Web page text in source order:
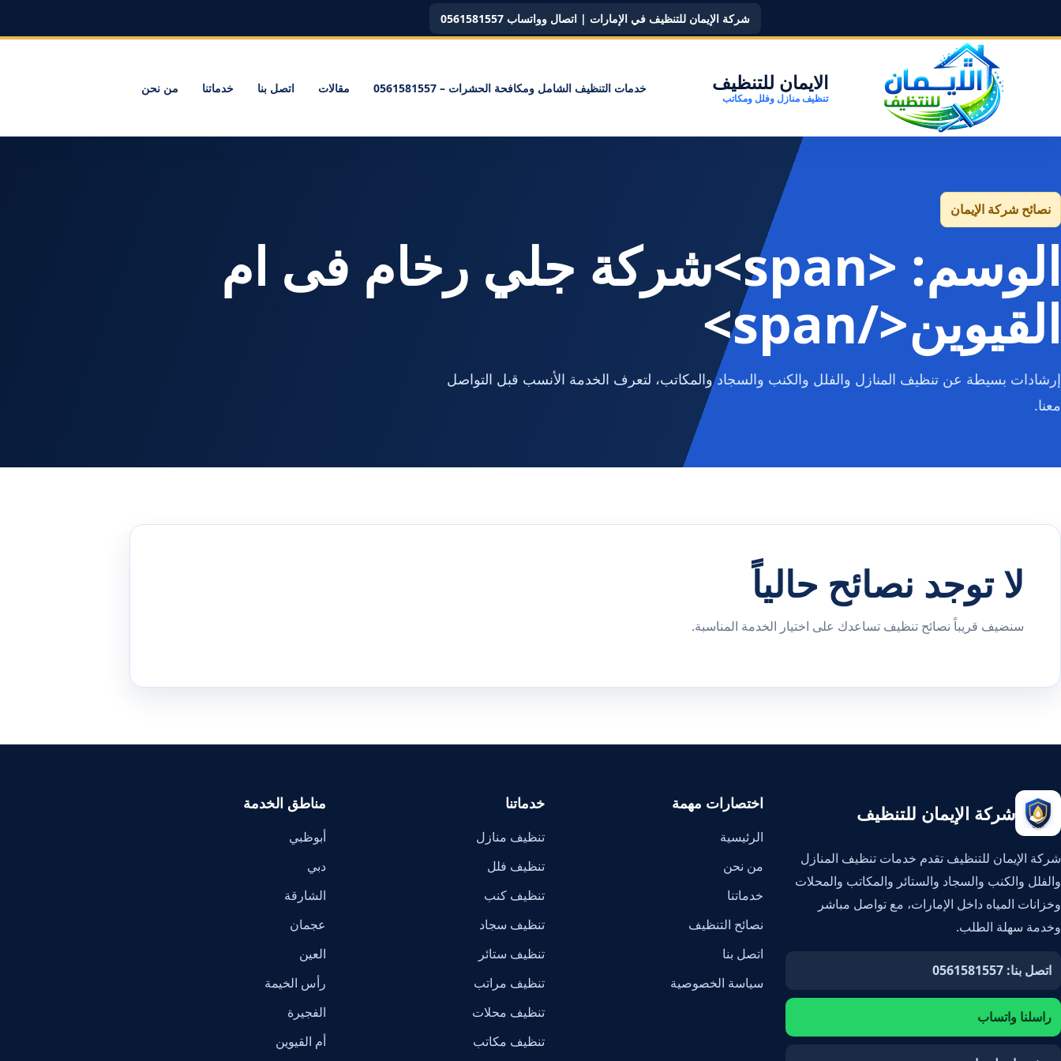
شركة الإيمان للتنظيف في الإمارات | اتصال وواتساب 0561581557
الايمان للتنظيف
تنظيف منازل وفلل ومكاتب
خدمات التنظيف الشامل ومكافحة الحشرات – 0561581557 مقالات اتصل بنا خدماتنا من نحن
نصائح شركة الإيمان
الوسم: <span>شركة جلي رخام فى ام
القيوين</span>
إرشادات بسيطة عن تنظيف المنازل والفلل والكنب والسجاد والمكاتب، لتعرف الخدمة الأنسب قبل التواصل
معنا.
لا توجد نصائح حالياً
سنضيف قريباً نصائح تنظيف تساعدك على اختيار الخدمة المناسبة.
شركة الإيمان للتنظيف
شركة الإيمان للتنظيف تقدم خدمات تنظيف المنازل
والفلل والكنب والسجاد والستائر والمكاتب والمحلات
وخزانات المياه داخل الإمارات، مع تواصل مباشر
وخدمة سهلة الطلب.
اتصل بنا: 0561581557
راسلنا واتساب
اختصارات مهمة
الرئيسية
من نحن
خدماتنا
نصائح التنظيف
اتصل بنا
سياسة الخصوصية
خدماتنا
تنظيف منازل
تنظيف فلل
تنظيف كنب
تنظيف سجاد
تنظيف ستائر
تنظيف مراتب
تنظيف محلات
تنظيف مكاتب
مناطق الخدمة
أبوظبي
دبي
الشارقة
عجمان
العين
رأس الخيمة
الفجيرة
أم القيوين